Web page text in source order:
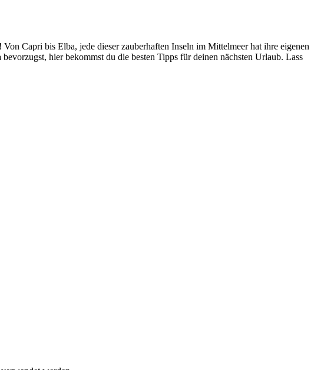
Capri bis Elba, jede dieser zauberhaften Inseln im Mittelmeer hat ihre eigenen
hier bekommst du die besten Tipps für deinen nächsten Urlaub. Lass